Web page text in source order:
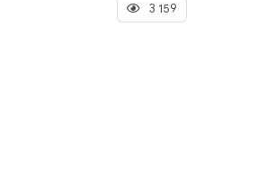
3 159